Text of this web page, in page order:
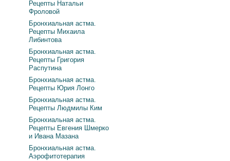
Рецепты Натальи
Фроловой
Бронхиальная астма.
Рецепты Михаила
Либинтова
Бронхиальная астма.
Рецепты Григория
Распутина
Бронхиальная астма.
Рецепты Юрия Лонго
Бронхиальная астма.
Рецепты Людмилы Ким
Бронхиальная астма.
Рецепты Евгения Шмерко
и Ивана Мазана
Бронхиальная астма.
Аэрофитотерапия